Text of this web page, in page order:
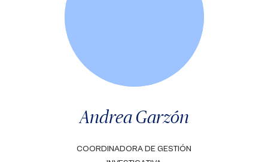
Andrea Garzón
COORDINADORA DE GESTIÓN